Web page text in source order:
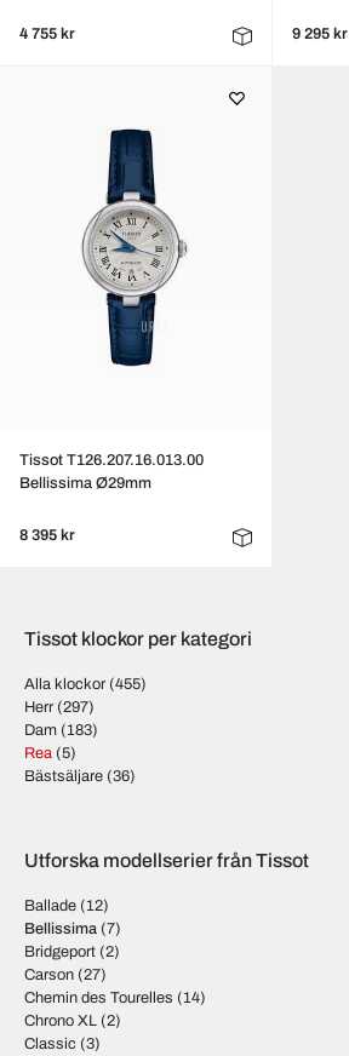
4 755 kr 9 295 kr
Tissot T126.207.16.013.00
Bellissima Ø29mm
8 395 kr
Tissot klockor per kategori
Alla klockor (455)
Herr (297)
Dam (183)
Rea (5)
Bästsäljare (36)
Utforska modellserier från Tissot
Ballade (12)
Bellissima (7)
Bridgeport (2)
Carson (27)
Chemin des Tourelles (14)
Chrono XL (2)
Classic (3)